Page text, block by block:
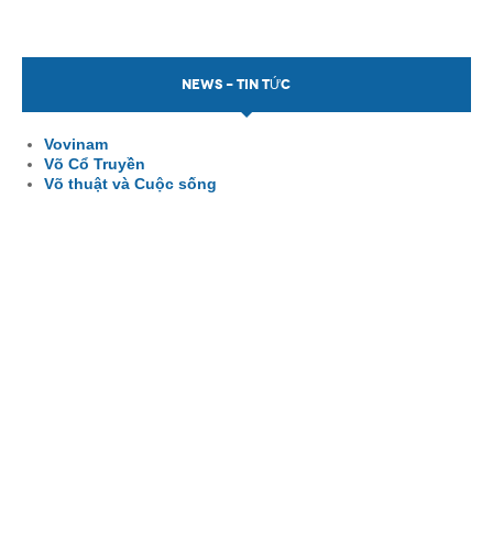
NEWS - TIN TỨC
Vovinam
Võ Cổ Truyền
Võ thuật và Cuộc sống